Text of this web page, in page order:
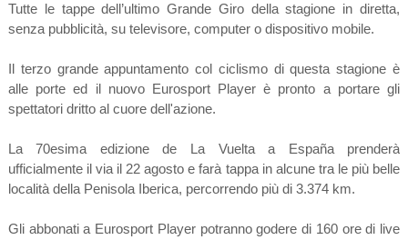
Tutte le tappe dell’ultimo Grande Giro della stagione in diretta,
senza pubblicità, su televisore, computer o dispositivo mobile.
Il terzo grande appuntamento col ciclismo di questa stagione è
alle porte ed il nuovo Eurosport Player è pronto a portare gli
spettatori dritto al cuore dell'azione.
La 70esima edizione de La Vuelta a España prenderà
ufficialmente il via il 22 agosto e farà tappa in alcune tra le più belle
località della Penisola Iberica, percorrendo più di 3.374 km.
Gli abbonati a Eurosport Player potranno godere di 160 ore di live